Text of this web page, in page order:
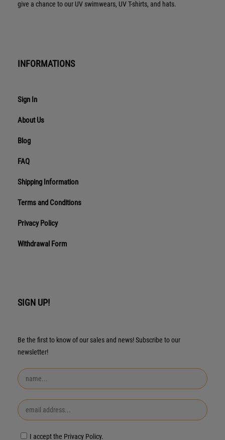
give a chance to our UV swimwears, UV T-shirts, and hats.
INFORMATIONS
Sign In
About Us
Blog
FAQ
Shipping Information
Terms and Conditions
Privacy Policy
Withdrawal Form
SIGN UP!
Be the first to know of our sales and news! Subscribe to our
newsletter!
I accept the Privacy Policy.